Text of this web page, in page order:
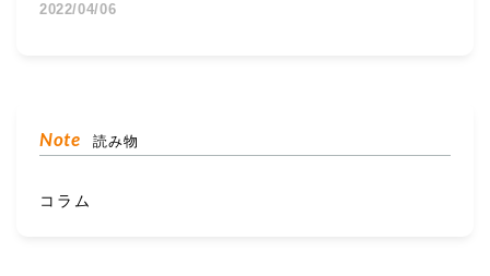
2022/04/06
Note 読み物
コラム